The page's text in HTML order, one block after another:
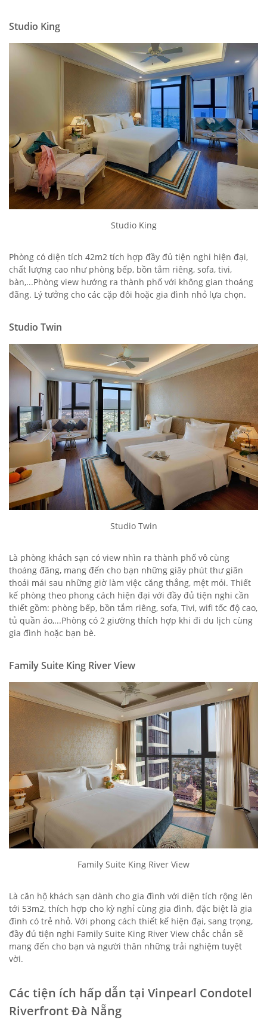
Studio King
Studio King
Phòng có diện tích 42m2 tích hợp đầy đủ tiện nghi hiện đại,
chất lượng cao như phòng bếp, bồn tắm riêng, sofa, tivi,
bàn,...Phòng view hướng ra thành phố với không gian thoáng
đãng. Lý tưởng cho các cặp đôi hoặc gia đình nhỏ lựa chọn.
Studio Twin
Studio Twin
Là phòng khách sạn có view nhìn ra thành phố vô cùng
thoáng đãng, mang đến cho bạn những giây phút thư giãn
thoải mái sau những giờ làm việc căng thẳng, mệt mỏi. Thiết
kế phòng theo phong cách hiện đại với đầy đủ tiện nghi cần
thiết gồm: phòng bếp, bồn tắm riêng, sofa, Tivi, wifi tốc độ cao,
tủ quần áo,...Phòng có 2 giường thích hợp khi đi du lịch cùng
gia đình hoặc bạn bè.
Family Suite King River View
Family Suite King River View
Là căn hộ khách sạn dành cho gia đình với diện tích rộng lên
tới 53m2, thích hợp cho kỳ nghỉ cùng gia đình, đặc biệt là gia
đình có trẻ nhỏ. Với phong cách thiết kế hiện đại, sang trọng,
đầy đủ tiện nghi Family Suite King River View chắc chắn sẽ
mang đến cho bạn và người thân những trải nghiệm tuyệt
vời.
Các tiện ích hấp dẫn tại Vinpearl Condotel
Riverfront Đà Nẵng